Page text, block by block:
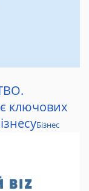
ключових
Бізнес